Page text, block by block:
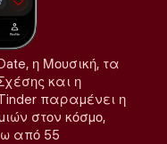
η Μουσική, τα
και η
παραμένει η
στον κόσμο,
από 55